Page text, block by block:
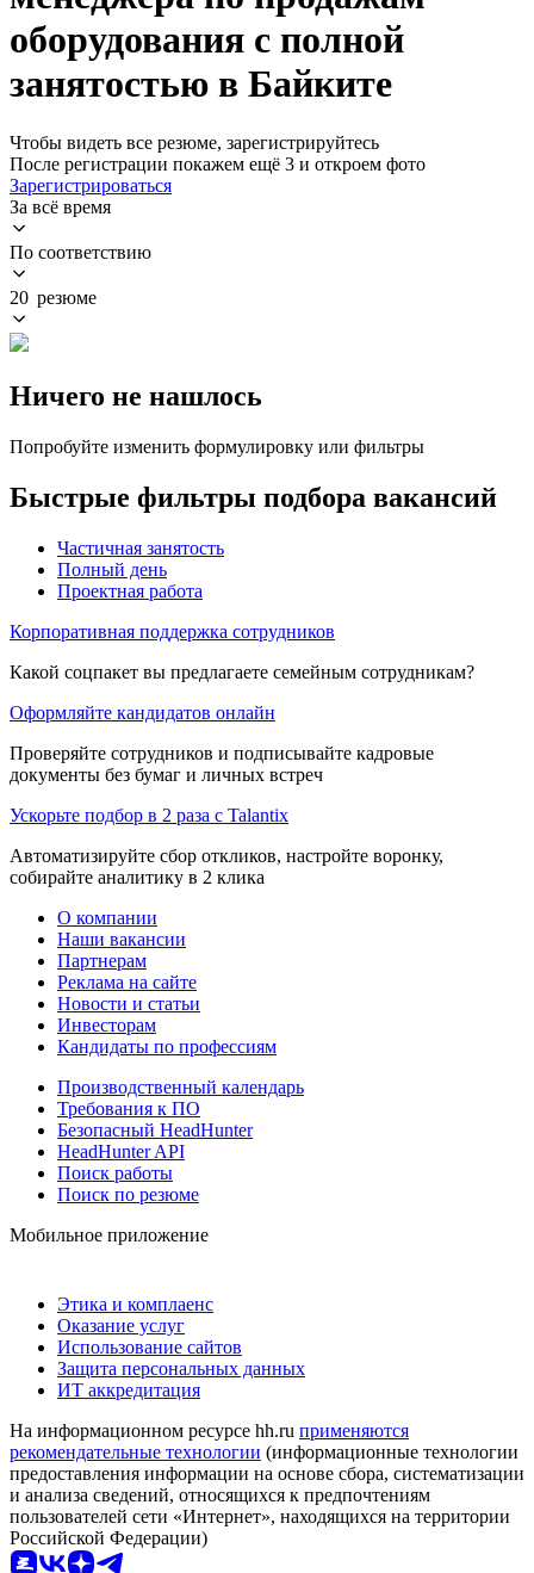
оборудования с полной
занятостью в Байките
Чтобы видеть все резюме, зарегистрируйтесь
После регистрации покажем ещё 3 и откроем фото
Зарегистрироваться
За всё время
По соответствию
20 резюме
Ничего не нашлось
Попробуйте изменить формулировку или фильтры
Быстрые фильтры подбора вакансий
Частичная занятость
Полный день
Проектная работа
Корпоративная поддержка сотрудников
Какой соцпакет вы предлагаете семейным сотрудникам?
Оформляйте кандидатов онлайн
Проверяйте сотрудников и подписывайте кадровые
документы без бумаг и личных встреч
Ускорьте подбор в 2 раза с Talantix
Автоматизируйте сбор откликов, настройте воронку,
собирайте аналитику в 2 клика
О компании
Наши вакансии
Партнерам
Реклама на сайте
Новости и статьи
Инвесторам
Кандидаты по профессиям
Производственный календарь
Требования к ПО
Безопасный HeadHunter
HeadHunter API
Поиск работы
Поиск по резюме
Мобильное приложение
Этика и комплаенс
Оказание услуг
Использование сайтов
Защита персональных данных
ИТ аккредитация
На информационном ресурсе hh.ru применяются
рекомендательные технологии (информационные технологии
предоставления информации на основе сбора, систематизации
и анализа сведений, относящихся к предпочтениям
пользователей сети «Интернет», находящихся на территории
Российской Федерации)